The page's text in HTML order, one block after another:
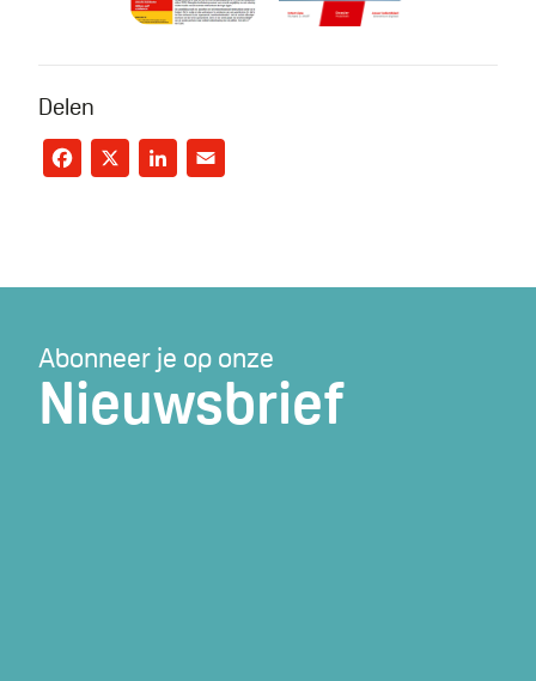
Delen
Facebook
X LinkedIn
Abonneer je op onze
Nieuwsbrief